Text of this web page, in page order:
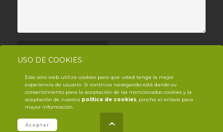
USO DE COOKIES
Este sitio web utiliza cookies para que usted tenga la mejor
experiencia de usuario. Si continúa navegando está dando su
consentimiento para la aceptación de las mencionadas cookies y la
aceptación de nuestra política de cookies, pinche el enlace para
mayor información.
Aceptar © Copyright YouTrack